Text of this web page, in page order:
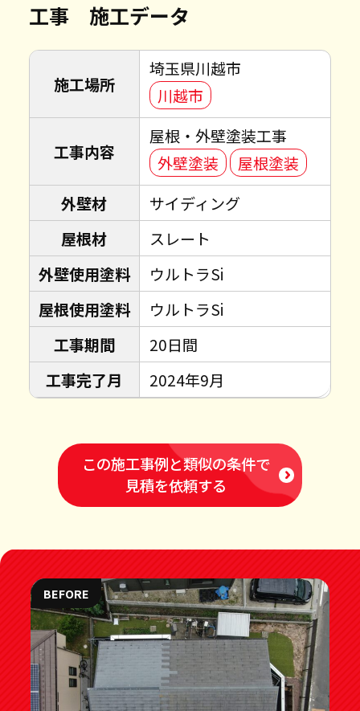
工事 施工データ
施工場所
埼玉県川越市
川越市
工事内容
屋根・外壁塗装工事
外壁塗装
屋根塗装
外壁材
サイディング
屋根材
スレート
外壁使用塗料
ウルトラSi
屋根使用塗料
ウルトラSi
工事期間
20日間
工事完了月
2024年9月
この施工事例と類似の条件で
見積を依頼する
BEFORE